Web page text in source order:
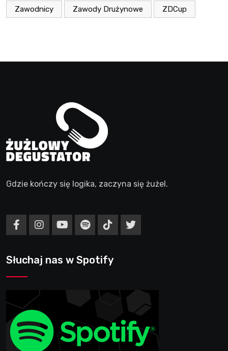
Zawodnicy Zawody Drużynowe ZDCup
Gdzie kończy się logika, zaczyna się żużel.
Słuchaj nas w Spotify